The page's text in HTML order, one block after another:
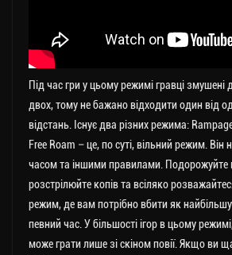
Під час гри у цьому режимі гравці змушені
двох, тому не бажано відходити один від
відстань. Існує два різних режима:
Free Roam – це, по суті, вільний режим. Він
часом та іншими правилами. Подорожуйте
розстрілюйте копів та всіляко
режим, де вам потрібно вбити як найбільшу
певний час. У більшості ігор в цьому
може грати лише зі скіном повії. Якщо ви